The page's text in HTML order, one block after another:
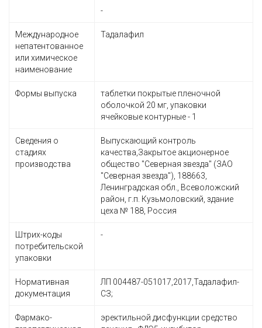
-
Международное
непатентованное
или химическое
наименование
Тадалафил
Формы выпуска
таблетки покрытые пленочной
оболочкой 20 мг, упаковки
ячейковые контурные - 1
Сведения о
стадиях
производства
Выпускающий контроль
качества,Закрытое акционерное
общество "Северная звезда" (ЗАО
"Северная звезда"), 188663,
Ленинградская обл., Всеволожский
район, г.п. Кузьмоловский, здание
цеха № 188, Россия
Штрих-коды
потребительской
упаковки
-
Нормативная
документация
ЛП 004487-051017,2017,Тадалафил-
СЗ;
Фармако-
эректильной дисфункции средство